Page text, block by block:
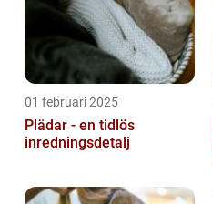
01 februari 2025
Plädar - en tidlös
inredningsdetalj